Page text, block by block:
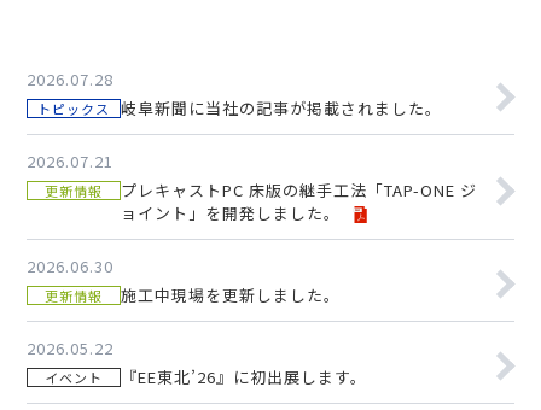
2026.07.28
トピックス 岐阜新聞に当社の記事が掲載されました。
2026.07.21
更新情報
プレキャストPC 床版の継手工法「TAP-ONE ジ
ョイント」を開発しました。
2026.06.30
更新情報 施工中現場を更新しました。
2026.05.22
イベント 『EE東北’26』に初出展します。